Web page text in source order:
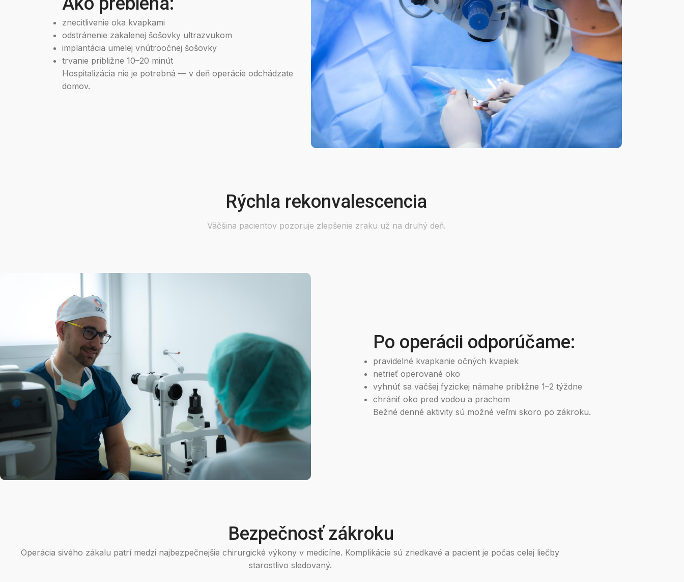
znecitlivenie oka kvapkami
odstránenie zakalenej šošovky ultrazvukom
implantácia umelej vnútroočnej šošovky
trvanie približne 10–20 minút
Hospitalizácia nie je potrebná — v deň operácie odchádzate
domov.
Rýchla rekonvalescencia
Väčšina pacientov pozoruje zlepšenie zraku už na druhý deň.
Po operácii odporúčame:
pravidelné kvapkanie očných kvapiek
netrieť operované oko
vyhnúť sa väčšej fyzickej námahe približne 1–2 týždne
chrániť oko pred vodou a prachom
Bežné denné aktivity sú možné veľmi skoro po zákroku.
Bezpečnosť zákroku
Operácia sivého zákalu patrí medzi najbezpečnejšie chirurgické výkony v medicíne. Komplikácie sú zriedkavé a pacient je počas celej liečby
starostlivo sledovaný.